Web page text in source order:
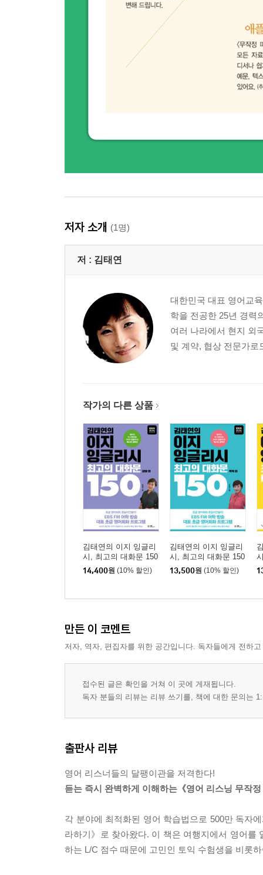
유엔 평화 유지군은 자주 ‘파란 헬멧’이라고 불립니
리스닝 꿀팁 : 영어 리스닝에 도움이 되는 웹사이트
여덟째마디 경제, 과학 뉴스
46 When we think of oil, what country comes to
아홉째마디 파트3 (PART 3)
49 How did the surgery go this morning?
오늘 아침에 수술은 어떻게 됐나요?
50 Lose weight slowly and sensibly.
오토바이를 언제쯤 찾아갈 수 있을 것 같으세요?
김 선생의 사무실은 오른쪽에, 직원용 주방 맞은편
53 The first thing I want you to do is call Tom Jones.
제일 먼저 해줘야 할 일은 톰 존스 씨에게 전화하는
54 I can imagine how excited you guys must be.
너희가 얼마나 들떴을지 알 것 같아.
리스닝 꿀팁 : 영어 리스닝에 도움이 되는 웹사이트
열째마디 파트 4 (PART 4)
연결이 가능한 상담원에게 연결됩니다.
57 These records will help us to make a case.
이 기록들이 우리의 정당함을 입증하는 데 도움을
58 Exercise means a lot in various ways.
운동은 여러 면에서 중요합니다.
60 We’re running two-for-one deals on Hapburn
헵번 청바지 1 + 1 행사를 진행 중입니다.
리스닝 테스트 : 다섯째마당 실력 점검
저자 소개 (1명)
저 : 김태연
대한민국 대표 영어교
학을 전공한 25년 경력
여러 나라에서 현지 외
및 계약, 협상 전문가
작가의 다른 상품
김태연의 이지 잉글리
시, 최고의 대화문 150
- 감정 편
14,400원 (10% 할인)
김태연의 이지 잉글리
시, 최고의 대화문 150
- 목적 편
13,500원 (10% 할인)
만든 이 코멘트
저자, 역자, 편집자를 위한 공간입니다. 독자들에게 전하
접수된 글은 확인을 거쳐 이 곳에 게재됩니다.
독자 분들의 리뷰는 리뷰 쓰기를, 책에 대한 문의는
출판사 리뷰
영어 리스너들의 달팽이관을 저격한다!
듣는 즉시 완벽하게 이해하는《영어 리스닝 무작
각 분야에 최적화된 영어 학습법으로 500만 독자
라하기》로 찾아왔다. 이 책은 여행지에서 영어를
하는 L/C 점수 때문에 고민인 토익 수험생을 비롯